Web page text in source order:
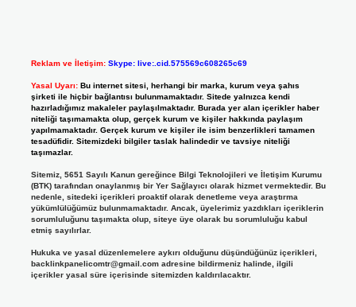
Reklam ve İletişim: Skype: live:.cid.575569c608265c69
Yasal Uyarı: Bu internet sitesi, herhangi bir marka, kurum veya şahıs
şirketi ile hiçbir bağlantısı bulunmamaktadır. Sitede yalnızca kendi
hazırladığımız makaleler paylaşılmaktadır. Burada yer alan içerikler haber
niteliği taşımamakta olup, gerçek kurum ve kişiler hakkında paylaşım
yapılmamaktadır. Gerçek kurum ve kişiler ile isim benzerlikleri tamamen
tesadüfidir. Sitemizdeki bilgiler taslak halindedir ve tavsiye niteliği
taşımazlar.
Sitemiz, 5651 Sayılı Kanun gereğince Bilgi Teknolojileri ve İletişim Kurumu
(BTK) tarafından onaylanmış bir Yer Sağlayıcı olarak hizmet vermektedir. Bu
nedenle, sitedeki içerikleri proaktif olarak denetleme veya araştırma
yükümlülüğümüz bulunmamaktadır. Ancak, üyelerimiz yazdıkları içeriklerin
sorumluluğunu taşımakta olup, siteye üye olarak bu sorumluluğu kabul
etmiş sayılırlar.
Hukuka ve yasal düzenlemelere aykırı olduğunu düşündüğünüz içerikleri,
backlinkpanelicomtr@gmail.comadresine bildirmeniz halinde, ilgili
içerikler yasal süre içerisinde sitemizden kaldırılacaktır.